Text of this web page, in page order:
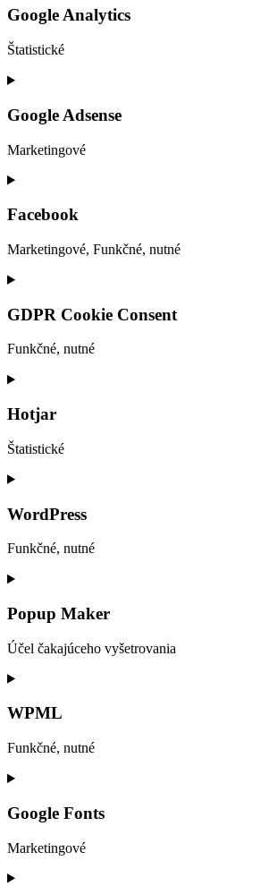
service
google-
recaptcha
Google Analytics
Štatistické
Consent
service
google-
analytics
Google Adsense
Marketingové
Consent
service
adsense
Facebook
Marketingové, Funkčné, nutné
Consent
service
GDPR Cookie Consent
Funkčné, nutné
Consent
service
gdpr-
cookie-
consent
Hotjar
Štatistické
Consent
service
WordPress
Funkčné, nutné
Consent
service
wordpress
Popup Maker
Účel čakajúceho vyšetrovania
Consent
service
maker
WPML
Funkčné, nutné
Consent
service
Google Fonts
Marketingové
Consent